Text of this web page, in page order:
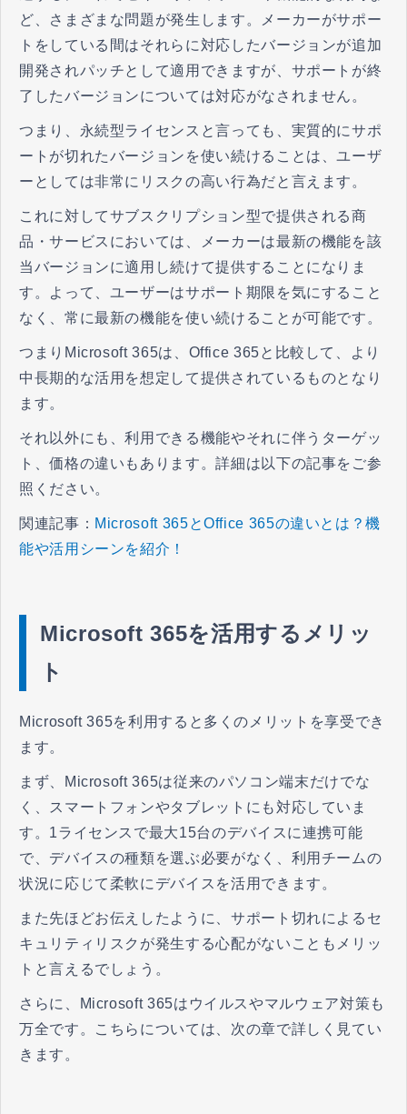
ど、さまざまな問題が発生します。メーカーがサポー
トをしている間はそれらに対応したバージョンが追加
開発されパッチとして適用できますが、サポートが終
了したバージョンについては対応がなされません。
つまり、永続型ライセンスと言っても、実質的にサポ
ートが切れたバージョンを使い続けることは、ユーザ
ーとしては非常にリスクの高い行為だと言えます。
これに対してサブスクリプション型で提供される商
品・サービスにおいては、メーカーは最新の機能を該
当バージョンに適用し続けて提供することになりま
す。よって、ユーザーはサポート期限を気にすること
なく、常に最新の機能を使い続けることが可能です。
つまりMicrosoft 365は、Office 365と比較して、より
中長期的な活用を想定して提供されているものとなり
ます。
それ以外にも、利用できる機能やそれに伴うターゲッ
ト、価格の違いもあります。詳細は以下の記事をご参
照ください。
関連記事： Microsoft 365とOffice 365の違いとは？機
能や活用シーンを紹介！
Microsoft 365を活用するメリッ
ト
Microsoft 365を利用すると多くのメリットを享受でき
ます。
まず、Microsoft 365は従来のパソコン端末だけでな
く、スマートフォンやタブレットにも対応していま
す。1ライセンスで最大15台のデバイスに連携可能
で、デバイスの種類を選ぶ必要がなく、利用チームの
状況に応じて柔軟にデバイスを活用できます。
また先ほどお伝えしたように、サポート切れによるセ
キュリティリスクが発生する心配がないこともメリッ
トと言えるでしょう。
さらに、Microsoft 365はウイルスやマルウェア対策も
万全です。こちらについては、次の章で詳しく見てい
きます。